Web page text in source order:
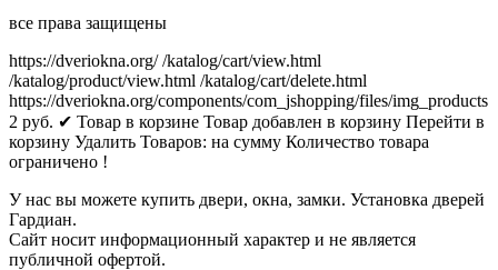
все права защищены
https://dveriokna.org/ /katalog/cart/view.html
/katalog/product/view.html /katalog/cart/delete.html
https://dveriokna.org/components/com_jshopping/files/img_products
2 руб. ✔ Товар в корзине Товар добавлен в корзину Перейти в
корзину Удалить Товаров: на сумму Количество товара
ограничено !
У нас вы можете купить двери, окна, замки. Установка дверей
Гардиан.
Сайт носит информационный характер и не является
публичной офертой.